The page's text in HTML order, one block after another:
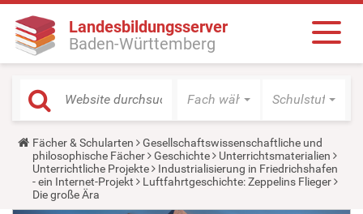
Landesbildungsserver
Baden-Württemberg
Fach wählen Schulstufe
Y
o
u
a
r
e
Fächer & Schularten
Gesellschaftswissenschaftliche und
philosophische Fächer
Geschichte
Unterrichtsmaterialien
Unterrichtliche Projekte
Industrialisierung in Friedrichshafen
- ein Internet-Projekt
Luftfahrtgeschichte: Zeppelins Flieger
Die große Ära